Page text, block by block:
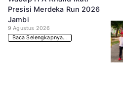
Presisi Merdeka Run 2026
Jambi
9 Agustus 2026
Baca Selengkapnya...